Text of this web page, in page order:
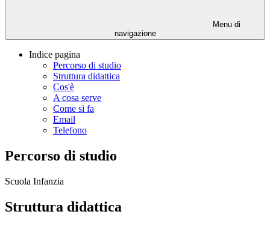
Menu di
navigazione
Indice pagina
Percorso di studio
Struttura didattica
Cos'è
A cosa serve
Come si fa
Email
Telefono
Percorso di studio
Scuola Infanzia
Struttura didattica